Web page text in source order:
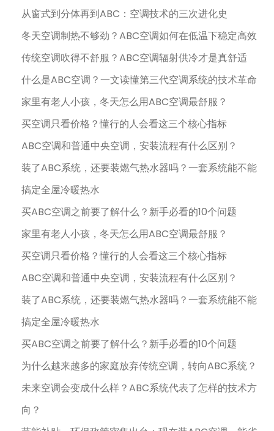
从窗式到分体再到ABC：空调技术的三次进化史
冬天空调制热不够劲？ABC空调如何在低温下稳定高效
传统空调吹得不舒服？ABC空调辐射供冷才是真舒适
什么是ABC空调？一文读懂第三代空调系统的技术革命
家里有老人小孩，冬天怎么用ABC空调最舒服？
买空调只看价格？懂行的人会看这三个核心指标
ABC空调和普通中央空调，安装流程有什么区别？
装了ABC系统，还要装燃气热水器吗？一套系统能不能
搞定全屋冷暖热水
买ABC空调之前要了解什么？新手必看的10个问题
家里有老人小孩，冬天怎么用ABC空调最舒服？
买空调只看价格？懂行的人会看这三个核心指标
ABC空调和普通中央空调，安装流程有什么区别？
装了ABC系统，还要装燃气热水器吗？一套系统能不能
搞定全屋冷暖热水
买ABC空调之前要了解什么？新手必看的10个问题
为什么越来越多的家庭放弃传统空调，转向ABC系统？
未来空调会变成什么样？ABC系统代表了怎样的技术方
向？